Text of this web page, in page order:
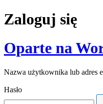
Zaloguj się
Oparte na
Nazwa użytkownika lub adres
Hasło